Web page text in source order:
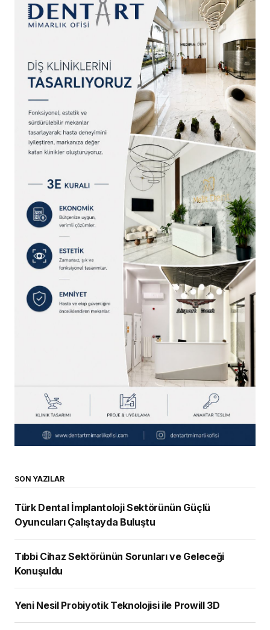
SON YAZILAR
Türk Dental İmplantoloji Sektörünün Güçlü
Oyuncuları Çalıştayda Buluştu
Tıbbi Cihaz Sektörünün Sorunları ve Geleceği
Konuşuldu
Yeni Nesil Probiyotik Teknolojisi ile Prowill 3D